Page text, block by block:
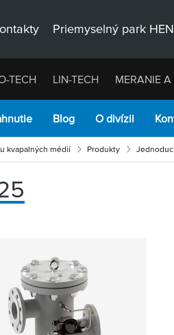
Priemyselný park
TECH LIN-TECH MERANIE
Blog O divízii
kvapalných médií Produkty